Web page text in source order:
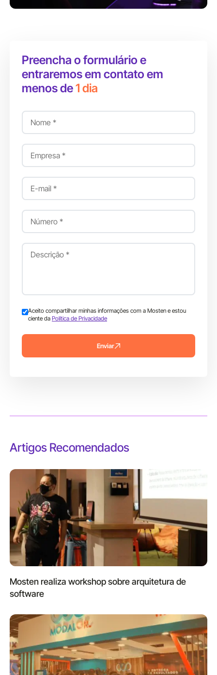
Preencha o formulário e
entraremos em contato em
menos de1 dia
Aceito compartilhar minhas informações com a Mosten e estou
ciente da Política de Privacidade
Enviar
Artigos Recomendados
Mosten realiza workshop sobre arquitetura de
software